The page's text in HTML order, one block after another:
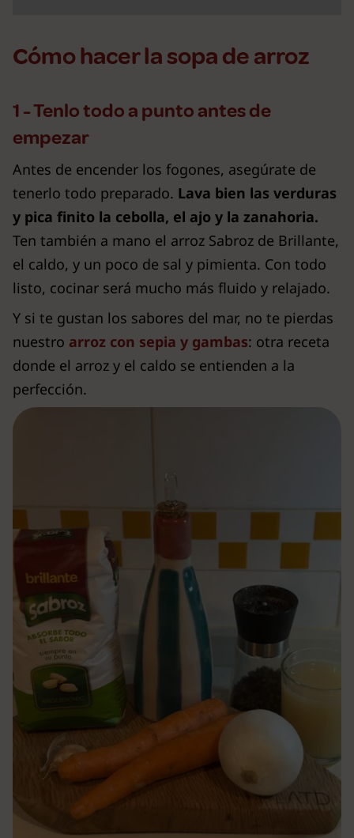
Cómo hacer la sopa de arroz
1 - Tenlo todo a punto antes de
empezar
Antes de encender los fogones, asegúrate de
tenerlo todo preparado. Lava bien las verduras
y pica finito la cebolla, el ajo y la zanahoria.
Ten también a mano el arroz Sabroz de Brillante,
el caldo, y un poco de sal y pimienta. Con todo
listo, cocinar será mucho más fluido y relajado.
Y si te gustan los sabores del mar, no te pierdas
nuestro arroz con sepia y gambas: otra receta
donde el arroz y el caldo se entienden a la
perfección.